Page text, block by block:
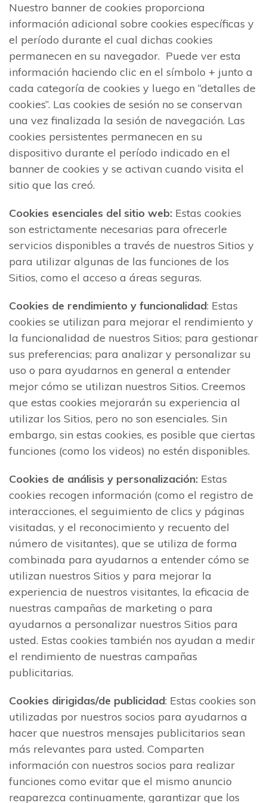
Nuestro banner de cookies proporciona
información adicional sobre cookies específicas y
el período durante el cual dichas cookies
permanecen en su navegador. Puede ver esta
información haciendo clic en el símbolo + junto a
cada categoría de cookies y luego en “detalles de
cookies”. Las cookies de sesión no se conservan
una vez finalizada la sesión de navegación. Las
cookies persistentes permanecen en su
dispositivo durante el período indicado en el
banner de cookies y se activan cuando visita el
sitio que las creó.
Cookies esenciales del sitio web: Estas cookies
son estrictamente necesarias para ofrecerle
servicios disponibles a través de nuestros Sitios y
para utilizar algunas de las funciones de los
Sitios, como el acceso a áreas seguras.
Cookies de rendimiento y funcionalidad: Estas
cookies se utilizan para mejorar el rendimiento y
la funcionalidad de nuestros Sitios; para gestionar
sus preferencias; para analizar y personalizar su
uso o para ayudarnos en general a entender
mejor cómo se utilizan nuestros Sitios. Creemos
que estas cookies mejorarán su experiencia al
utilizar los Sitios, pero no son esenciales. Sin
embargo, sin estas cookies, es posible que ciertas
funciones (como los videos) no estén disponibles.
Cookies de análisis y personalización: Estas
cookies recogen información (como el registro de
interacciones, el seguimiento de clics y páginas
visitadas, y el reconocimiento y recuento del
número de visitantes), que se utiliza de forma
combinada para ayudarnos a entender cómo se
utilizan nuestros Sitios y para mejorar la
experiencia de nuestros visitantes, la eficacia de
nuestras campañas de marketing o para
ayudarnos a personalizar nuestros Sitios para
usted. Estas cookies también nos ayudan a medir
el rendimiento de nuestras campañas
publicitarias.
Cookies dirigidas/de publicidad: Estas cookies son
utilizadas por nuestros socios para ayudarnos a
hacer que nuestros mensajes publicitarios sean
más relevantes para usted. Comparten
información con nuestros socios para realizar
funciones como evitar que el mismo anuncio
reaparezca continuamente, garantizar que los